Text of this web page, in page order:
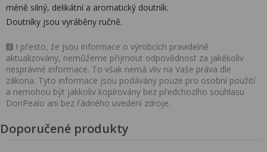
méně silný, delikátní a aromatický doutník.
Doutníky jsou vyráběny ručně.
I přesto, že jsou informace o výrobcích pravidelně
aktualizovány, nemůžeme přijmout odpovědnost za jakékoliv
nesprávné informace. To však nemá vliv na Vaše práva dle
zákona. Tyto informace jsou podávány pouze pro osobní použití
a nemohou být jakkoliv kopírovány bez předchozího souhlasu
DonPealo ani bez řádného uvedení zdroje.
Doporučené produkty